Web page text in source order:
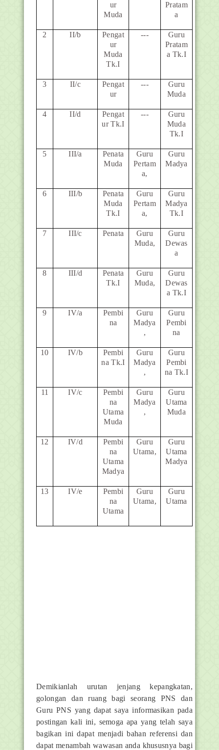
ur
Muda
Pratam
a
2 II/b
Pengat
ur
Muda
Tk.I
---
Guru
Pratam
a Tk.I
3 II/c
Pengat
ur
---
Guru
Muda
4 II/d
Pengat
ur Tk.I
---
Guru
Muda
Tk.I
5 III/a
Penata
Muda
Guru
Pertam
a,
Guru
Madya
6 III/b
Penata
Muda
Tk.I
Guru
Pertam
a,
Guru
Madya
Tk.I
7 III/c Penata
Guru
Muda,
Guru
Dewas
a
8 III/d
Penata
Tk.I
Guru
Muda,
Guru
Dewas
a Tk.I
9 IV/a
Pembi
na
Guru
Madya
,
Guru
Pembi
na
10 IV/b
Pembi
na Tk.I
Guru
Madya
,
Guru
Pembi
na Tk.I
11 IV/c
Pembi
na
Utama
Muda
Guru
Madya
,
Guru
Utama
Muda
12 IV/d
Pembi
na
Utama
Madya
Guru
Utama,
Guru
Utama
Madya
13 IV/e
Pembi
na
Utama
Guru
Utama,
Guru
Utama
Demikianlah urutan jenjang kepangkatan,
golongan dan ruang bagi seorang PNS dan
Guru PNS yang dapat saya informasikan pada
postingan kali ini, semoga apa yang telah saya
bagikan ini dapat menjadi bahan referensi dan
dapat menambah wawasan anda khususnya bagi